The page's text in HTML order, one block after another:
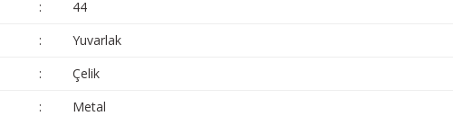
:
44
:
Yuvarlak
:
Çelik
:
Metal